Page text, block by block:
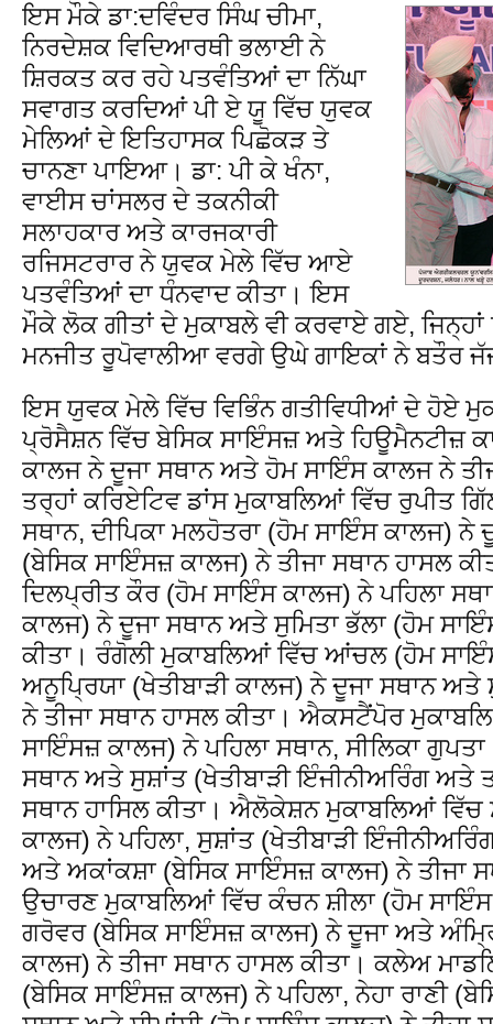
ਇਸ ਮੌਕੇ ਡਾ:ਦਵਿੰਦਰ ਸਿੰਘ ਚੀਮਾ,
ਨਿਰਦੇਸ਼ਕ ਵਿਦਿਆਰਥੀ ਭਲਾਈ ਨੇ
ਸ਼ਿਰਕਤ ਕਰ ਰਹੇ ਪਤਵੰਤਿਆਂ ਦਾ ਨਿੱਘਾ
ਸਵਾਗਤ ਕਰਦਿਆਂ ਪੀ ਏ ਯੂ ਵਿੱਚ ਯੁਵਕ
ਮੇਲਿਆਂ ਦੇ ਇਤਿਹਾਸਕ ਪਿਛੋਕੜ ਤੇ
ਚਾਨਣਾ ਪਾਇਆ। ਡਾ: ਪੀ ਕੇ ਖੰਨਾ,
ਵਾਈਸ ਚਾਂਸਲਰ ਦੇ ਤਕਨੀਕੀ
ਸਲਾਹਕਾਰ ਅਤੇ ਕਾਰਜਕਾਰੀ
ਰਜਿਸਟਰਾਰ ਨੇ ਯੁਵਕ ਮੇਲੇ ਵਿੱਚ ਆਏ
ਪਤਵੰਤਿਆਂ ਦਾ ਧੰਨਵਾਦ ਕੀਤਾ। ਇਸ
ਮੌਕੇ ਲੋਕ ਗੀਤਾਂ ਦੇ ਮੁਕਾਬਲੇ ਵੀ ਕਰਵਾਏ ਗਏ,
ਮਨਜੀਤ ਰੂਪੋਵਾਲੀਆ ਵਰਗੇ ਉਘੇ ਗਾਇਕਾਂ ਨੇ ਬਤੌਰ
ਇਸ ਯੁਵਕ ਮੇਲੇ ਵਿੱਚ ਵਿਭਿੰਨ ਗਤੀਵਿਧੀਆਂ ਦੇ ਹੋਏ
ਪ੍ਰੋਸੈਸ਼ਨ ਵਿੱਚ ਬੇਸਿਕ ਸਾਇੰਸਜ਼ ਅਤੇ ਹਿਊਮੈਨਟੀਜ਼
ਕਾਲਜ ਨੇ ਦੂਜਾ ਸਥਾਨ ਅਤੇ ਹੋਮ ਸਾਇੰਸ ਕਾਲਜ ਨੇ
ਤਰ੍ਹਾਂ ਕਰਿਏਟਿਵ ਡਾਂਸ ਮੁਕਾਬਲਿਆਂ ਵਿੱਚ ਰੁਪੀਤ
ਸਥਾਨ, ਦੀਪਿਕਾ ਮਲਹੋਤਰਾ (ਹੋਮ ਸਾਇੰਸ ਕਾਲਜ)
(ਬੇਸਿਕ ਸਾਇੰਸਜ਼ ਕਾਲਜ) ਨੇ ਤੀਜਾ ਸਥਾਨ ਹਾਸਲ
ਦਿਲਪ੍ਰੀਤ ਕੌਰ (ਹੋਮ ਸਾਇੰਸ ਕਾਲਜ) ਨੇ ਪਹਿਲਾ
ਕਾਲਜ) ਨੇ ਦੂਜਾ ਸਥਾਨ ਅਤੇ ਸੁਮਿਤਾ ਭੱਲਾ (ਹੋਮ
ਕੀਤਾ। ਰੰਗੋਲੀ ਮੁਕਾਬਲਿਆਂ ਵਿੱਚ ਆਂਚਲ (ਹੋਮ
ਅਨੂਪ੍ਰਿਯਾ (ਖੇਤੀਬਾੜੀ ਕਾਲਜ) ਨੇ ਦੂਜਾ ਸਥਾਨ
ਨੇ ਤੀਜਾ ਸਥਾਨ ਹਾਸਲ ਕੀਤਾ। ਐਕਸਟੈਂਪੋਰ
ਸਾਇੰਸਜ਼ ਕਾਲਜ) ਨੇ ਪਹਿਲਾ ਸਥਾਨ, ਸੀਲਿਕਾ
ਸਥਾਨ ਅਤੇ ਸੁਸ਼ਾਂਤ (ਖੇਤੀਬਾੜੀ ਇੰਜੀਨੀਅਰਿੰਗ ਅਤੇ
ਸਥਾਨ ਹਾਸਿਲ ਕੀਤਾ। ਐਲੋਕੇਸ਼ਨ ਮੁਕਾਬਲਿਆਂ
ਕਾਲਜ) ਨੇ ਪਹਿਲਾ, ਸੁਸ਼ਾਂਤ (ਖੇਤੀਬਾੜੀ
ਅਤੇ ਅਕਾਂਕਸ਼ਾ (ਬੇਸਿਕ ਸਾਇੰਸਜ਼ ਕਾਲਜ) ਨੇ ਤੀਜਾ
ਉਚਾਰਣ ਮੁਕਾਬਲਿਆਂ ਵਿੱਚ ਕੰਚਨ ਸ਼ੀਲਾ (ਹੋਮ ਸਾਇੰਸ
ਗਰੋਵਰ (ਬੇਸਿਕ ਸਾਇੰਸਜ਼ ਕਾਲਜ) ਨੇ ਦੂਜਾ ਅਤੇ
ਕਾਲਜ) ਨੇ ਤੀਜਾ ਸਥਾਨ ਹਾਸਲ ਕੀਤਾ। ਕਲੇਅ
(ਬੇਸਿਕ ਸਾਇੰਸਜ਼ ਕਾਲਜ) ਨੇ ਪਹਿਲਾ, ਨੇਹਾ ਰਾਣੀ